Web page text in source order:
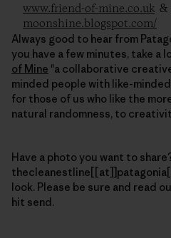
www.friend-of-mine.co.uk &
moonshine.blogspot.com/
Always good to hear from
you have a few minutes, take a
of Mine "a collaborative
minded people with like-
for those of us who like the
natural randomness, to
Have a photo you want to
look. Please be sure and read
hit send.